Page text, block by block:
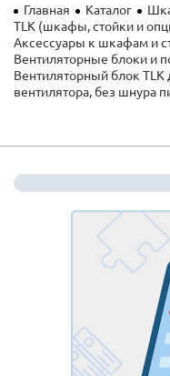
Главная Каталог
TLK (шкафы, стойки и
Аксессуары к шкафам и
Вентиляторные блоки и
Вентиляторный блок
вентилятора, без шнура